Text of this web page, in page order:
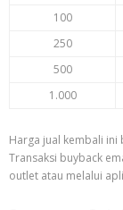
100
250
500
1.000
Harga jual kembali ini
Transaksi buyback
outlet atau melalui